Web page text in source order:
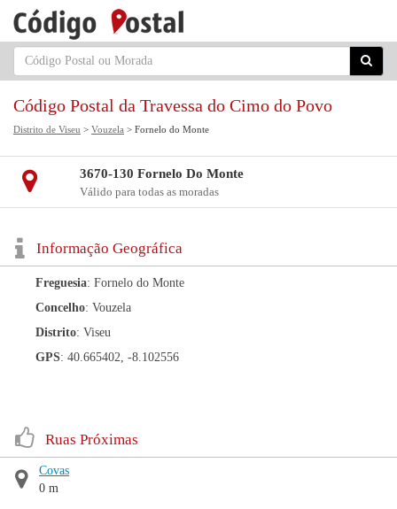
Código Postal da Travessa do Cimo do Povo
Distrito de Viseu > Vouzela > Fornelo do Monte
3670-130 Fornelo Do Monte
Válido para todas as moradas
Informação Geográfica
Freguesia: Fornelo do Monte
Concelho: Vouzela
Distrito: Viseu
GPS: 40.665402, -8.102556
Ruas Próximas
Covas
0 m